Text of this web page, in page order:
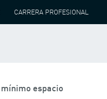
CARRERA PROFESIONAL
espacio